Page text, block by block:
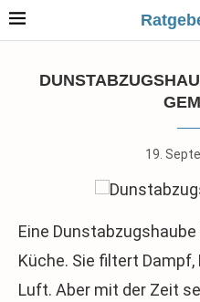
19.
Eine
Küche. Sie filtert
Luft. Aber mit der Zeit